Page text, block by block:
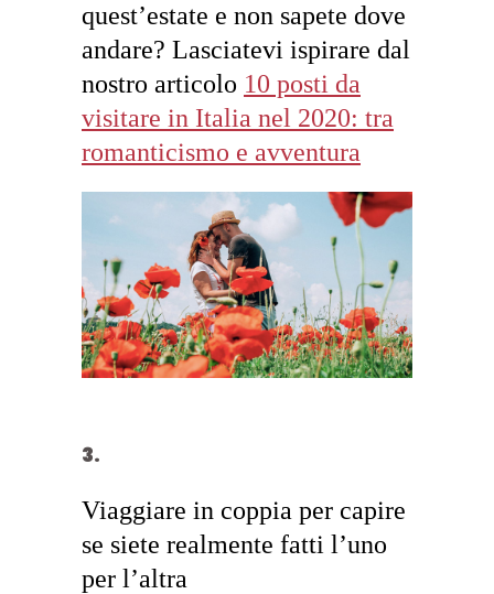
quest’estate e non sapete dove
andare? Lasciatevi ispirare dal
nostro articolo 10 posti da
visitare in Italia nel 2020: tra
romanticismo e avventura
Viaggiare in coppia per capire
se siete realmente fatti l’uno
per l’altra